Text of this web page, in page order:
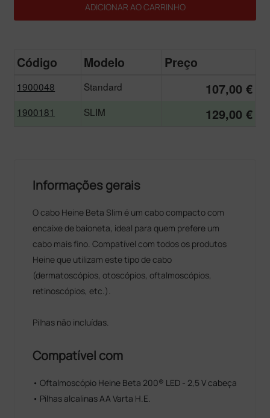
ADICIONAR AO CARRINHO
Código Modelo Preço
1900048 Standard 107,00 €
1900181 SLIM 129,00 €
Informações gerais
O cabo Heine Beta Slim é um cabo compacto com
encaixe de baioneta, ideal para quem prefere um
cabo mais fino. Compatível com todos os produtos
Heine que utilizam este tipo de cabo
(dermatoscópios, otoscópios, oftalmoscópios,
retinoscópios, etc.).
Pilhas não incluídas.
Compatível com
• Oftalmoscópio Heine Beta 200® LED - 2,5 V cabeça
• Pilhas alcalinas AA Varta H.E.